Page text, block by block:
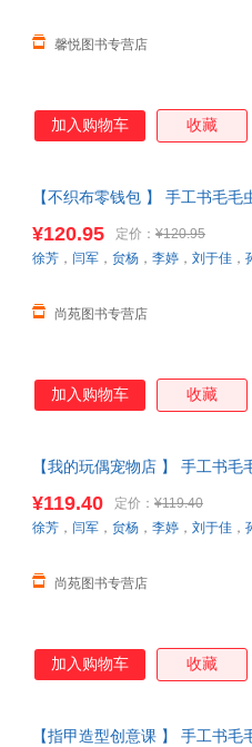
馨悦图书专营店
加入购物车 收藏
【不织布零钱包 】 手工书毛
货【让您无忧购物】
¥120.95 定价： ¥120.95
尚苑图书专营店
徐芳 ， 闫军 ， 贠杨 ， 李婷 ， 刘于佳 ，
加入购物车 收藏
【我的玩偶宠物店 】 手工书
货【让您无忧购物】
¥119.40 定价： ¥119.40
尚苑图书专营店
徐芳 ， 闫军 ， 贠杨 ， 李婷 ， 刘于佳 ，
加入购物车 收藏
【指甲造型创意课 】 手工书